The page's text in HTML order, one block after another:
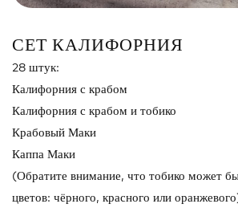
СЕТ КАЛИФОРНИЯ
28 штук:
Калифорния с крабом
Калифорния с крабом и тобико
Крабовый Маки
Каппа Маки
(Обратите внимание, что тобико может
цветов: чёрного, красного или